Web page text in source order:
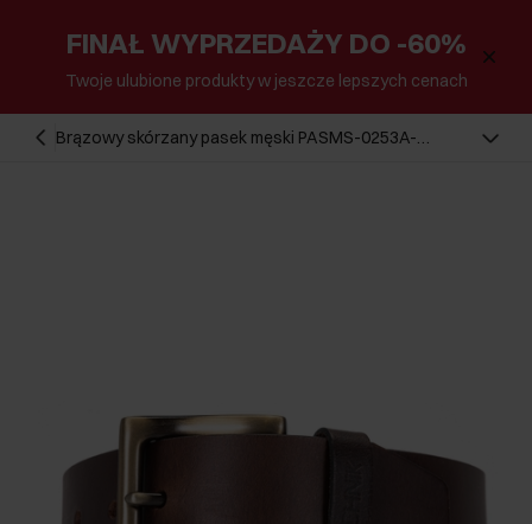
FINAŁ WYPRZEDAŻY DO -60%
Twoje ulubione produkty w jeszcze lepszych cenach
Brązowy skórzany pasek męski PASMS-0253A-